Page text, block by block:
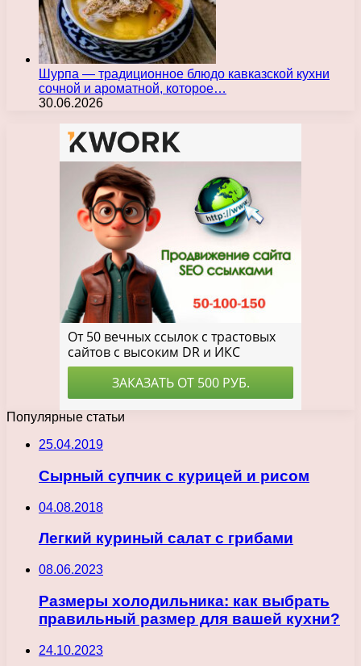
Шурпа — традиционное блюдо кавказской кухни
сочной и ароматной, которое…
30.06.2026
Популярные статьи
25.04.2019
Сырный супчик с курицей и рисом
04.08.2018
Легкий куриный салат с грибами
08.06.2023
Размеры холодильника: как выбрать
правильный размер для вашей кухни?
24.10.2023